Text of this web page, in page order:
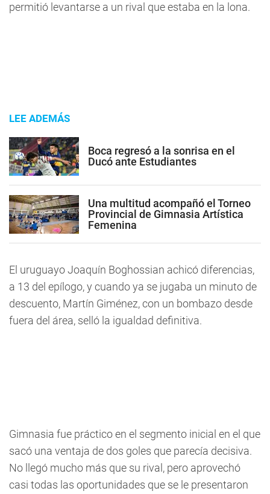
permitió levantarse a un rival que estaba en la lona.
LEE ADEMÁS
Boca regresó a la sonrisa en el
Ducó ante Estudiantes
Una multitud acompañó el Torneo
Provincial de Gimnasia Artística
Femenina
El uruguayo Joaquín Boghossian achicó diferencias,
a 13 del epílogo, y cuando ya se jugaba un minuto de
descuento, Martín Giménez, con un bombazo desde
fuera del área, selló la igualdad definitiva.
Gimnasia fue práctico en el segmento inicial en el que
sacó una ventaja de dos goles que parecía decisiva.
No llegó mucho más que su rival, pero aprovechó
casi todas las oportunidades que se le presentaron